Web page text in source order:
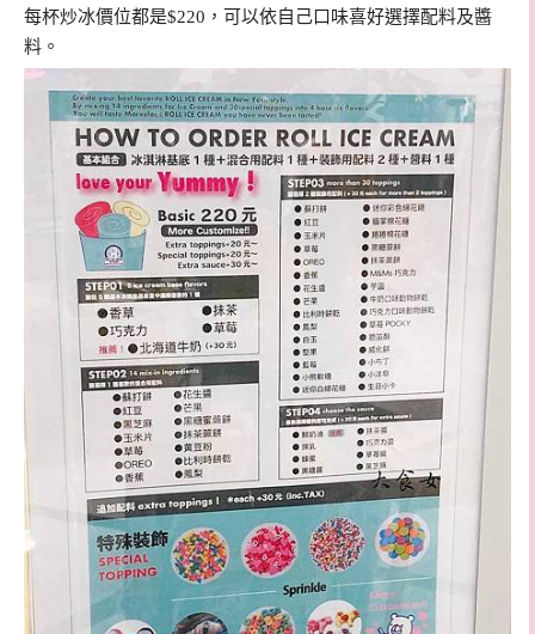
每杯炒冰價位都是$220，可以依自己口味喜好選擇配料及醬
料。